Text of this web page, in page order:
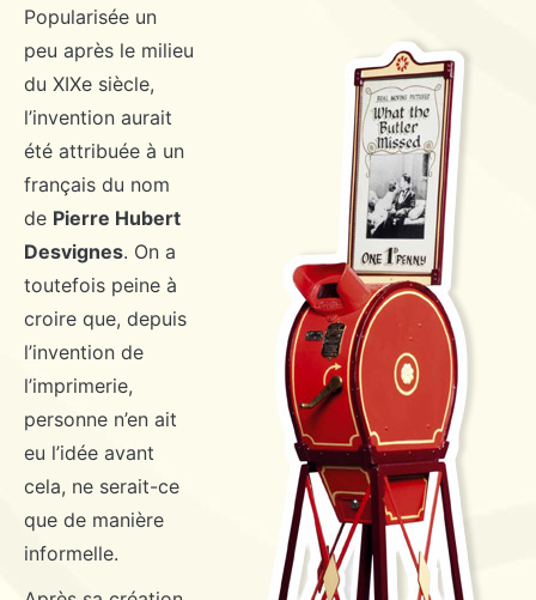
Popularisée un
peu après le milieu
du XIXe siècle,
l’invention aurait
été attribuée à un
français du nom
de Pierre Hubert
Desvignes. On a
toutefois peine à
croire que, depuis
l’invention de
l’imprimerie,
personne n’en ait
eu l’idée avant
cela, ne serait-ce
que de manière
informelle.